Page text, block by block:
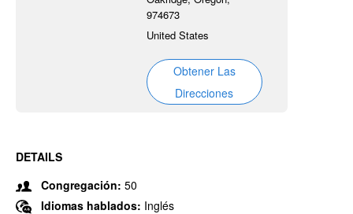
974673
United States
Obtener Las
Direcciones
DETAILS
Congregación: 50
Idiomas hablados: Inglés